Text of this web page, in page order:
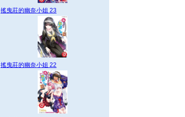
搖曳莊的幽奈小姐 23
搖曳莊的幽奈小姐 22